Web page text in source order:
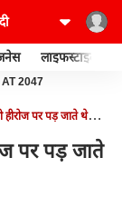
लाइफस्टाइल
AT 2047
पर पड़ जाते थे
पर पड़ जाते